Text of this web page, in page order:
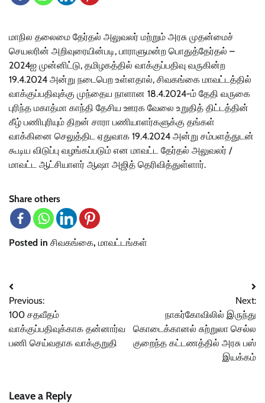
மாநில தலைமை தேர்தல் அலுவலர் மற்றும் அரசு முதன்மைச்
செயலரின் அறிவுரையின்படி, பாராளுமன்ற பொதுத்தேர்தல் –
2024ஐ முன்னிட்டு, தமிழகத்தில் வாக்குப்பதிவு வருகின்ற
19.4.2024 அன்று நடைபெற உள்ளதால், சிவகங்கை மாவட்டத்தில்
வாக்குப்பதிவுக்கு முந்தைய நாளான 18.4.2024-ம் தேதி வருகை
புரிந்த மகாத்மா காந்தி தேசிய ஊரக வேலை உறுதித் திட்டத்தின்
கீழ் பணிபுரியும் திறன் சாரா பணியாளர்களுக்கு தங்கள்
வாக்கினை செலுத்திட ஏதுவாக 19.4.2024 அன்று சம்பளத்துடன்
கூடிய விடுப்பு வழங்கப்படும் என மாவட்ட தேர்தல் அலுவலர் /
மாவட்ட ஆட்சியாளர் ஆஷா அஜித் தெரிவித்துள்ளார்.
Share others
Posted in சிவகங்கை, மாவட்டங்கள்
Post
navigation
Previous:
100 சதவீதம்
வாக்குப்பதிவுக்காக தன்னார்வ
பணி செய்வதாக வாக்குறுதி
Next:
நாகர்கோவிலில் இருந்து
கொடைக்கானல் சுற்றுலா செல்ல
குறைந்த கட்டணத்தில் அரசு பஸ்
இயக்கம்
Leave a Reply